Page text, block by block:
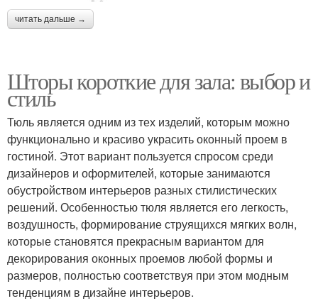
читать дальше →
Шторы короткие для зала: выбор и
стиль
Тюль является одним из тех изделий, которым можно
функционально и красиво украсить оконный проем в
гостиной. Этот вариант пользуется спросом среди
дизайнеров и оформителей, которые занимаются
обустройством интерьеров разных стилистических
решений. Особенностью тюля является его легкость,
воздушность, формирование струящихся мягких волн,
которые становятся прекрасным вариантом для
декорирования оконных проемов любой формы и
размеров, полностью соответствуя при этом модным
тенденциям в дизайне интерьеров.